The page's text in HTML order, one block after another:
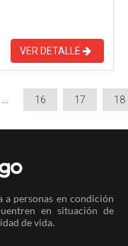
VER DETALLE
16 17 18
personas en condición
en situación de
de vida.